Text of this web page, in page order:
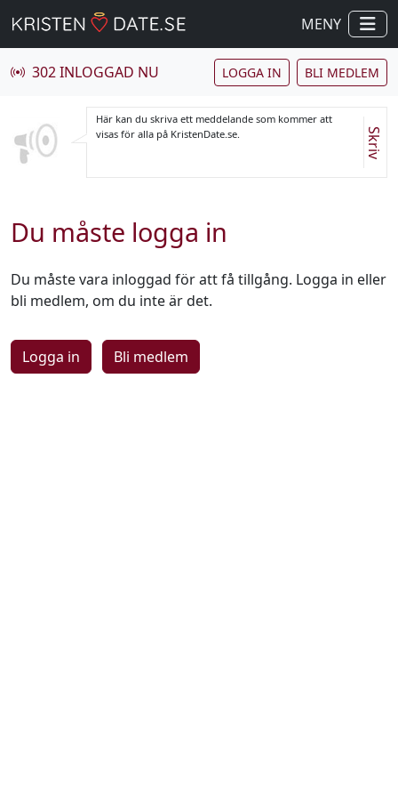
MENY
302 INLOGGAD NU LOGGA IN BLI MEDLEM
Här kan du skriva ett meddelande som kommer att
visas för alla på KristenDate.se.
Skriv
Du måste logga in
Du måste vara inloggad för att få tillgång. Logga in eller
bli medlem, om du inte är det.
Logga in